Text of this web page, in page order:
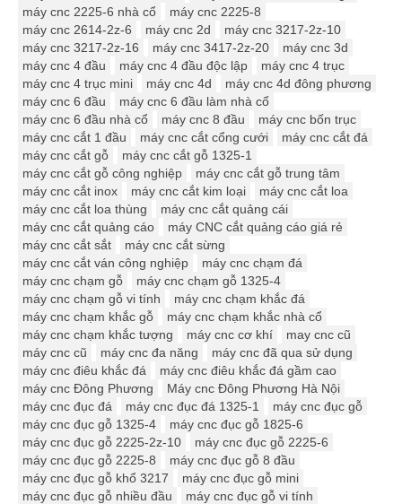
máy cnc 2225-6 nhà cổ
máy cnc 2225-8
máy cnc 2614-2z-6
máy cnc 2d
máy cnc 3217-2z-10
máy cnc 3217-2z-16
máy cnc 3417-2z-20
máy cnc 3d
máy cnc 4 đầu
máy cnc 4 đầu độc lập
máy cnc 4 trục
máy cnc 4 trục mini
máy cnc 4d
máy cnc 4d đông phương
máy cnc 6 đầu
máy cnc 6 đầu làm nhà cổ
máy cnc 6 đầu nhà cổ
máy cnc 8 đầu
máy cnc bốn trục
máy cnc cắt 1 đầu
máy cnc cắt cổng cưới
máy cnc cắt đá
máy cnc cắt gỗ
máy cnc cắt gỗ 1325-1
máy cnc cắt gỗ công nghiệp
máy cnc cắt gỗ trung tâm
máy cnc cắt inox
máy cnc cắt kim loại
máy cnc cắt loa
máy cnc cắt loa thùng
máy cnc cắt quảng cái
máy cnc cắt quảng cáo
máy CNC cắt quảng cáo giá rẻ
máy cnc cắt sắt
máy cnc cắt sừng
máy cnc cắt ván công nghiệp
máy cnc chạm đá
máy cnc chạm gỗ
máy cnc chạm gỗ 1325-4
máy cnc chạm gỗ vi tính
máy cnc chạm khắc đá
máy cnc chạm khắc gỗ
máy cnc chạm khắc nhà cổ
máy cnc chạm khắc tượng
máy cnc cơ khí
may cnc cũ
máy cnc cũ
máy cnc đa năng
máy cnc đã qua sử dụng
máy cnc điêu khắc đá
máy cnc điêu khắc đá gầm cao
máy cnc Đông Phương
Máy cnc Đông Phương Hà Nội
máy cnc đục đá
máy cnc đục đá 1325-1
máy cnc đục gỗ
máy cnc đục gỗ 1325-4
máy cnc đục gỗ 1825-6
máy cnc đục gỗ 2225-2z-10
máy cnc đục gỗ 2225-6
máy cnc đục gỗ 2225-8
máy cnc đục gỗ 8 đầu
máy cnc đục gỗ khổ 3217
máy cnc đục gỗ mini
máy cnc đục gỗ nhiều đầu
máy cnc đục gỗ vi tính